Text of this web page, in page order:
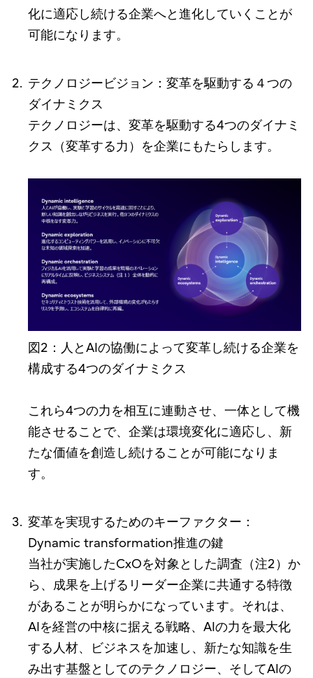
化に適応し続ける企業へと進化していくことが
可能になります。
テクノロジービジョン：変革を駆動する４つの
ダイナミクス
テクノロジーは、変革を駆動する4つのダイナミ
クス（変革する力）を企業にもたらします。
図2：人とAIの協働によって変革し続ける企業を
構成する4つのダイナミクス
これら4つの力を相互に連動させ、一体として機
能させることで、企業は環境変化に適応し、新
たな価値を創造し続けることが可能になりま
す。
変革を実現するためのキーファクター：
Dynamic transformation推進の鍵
当社が実施したCxOを対象とした調査（注2）か
ら、成果を上げるリーダー企業に共通する特徴
があることが明らかになっています。それは、
AIを経営の中核に据える戦略、AIの力を最大化
する人材、ビジネスを加速し、新たな知識を生
み出す基盤としてのテクノロジー、そしてAIの